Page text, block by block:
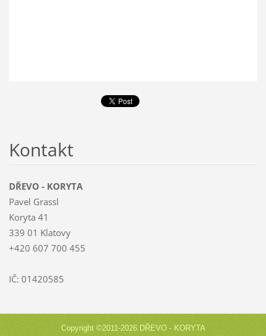
Kontakt
DŘEVO - KORYTA
Pavel Grassl
Koryta 41
339 01 Klatovy
+420 607 700 455
IČ: 01420585
Copyright ©2011-2026 DŘEVO - KORYTA